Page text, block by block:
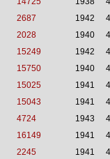
2687 1942
2028 1940
15249 1942
15750 1940
15025 1941
15043 1941
4724 1943
16149 1941
2245 1941